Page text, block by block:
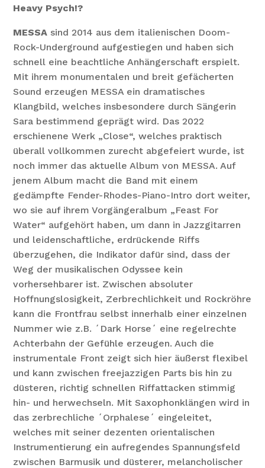
Heavy Psych!?
MESSA sind 2014 aus dem italienischen Doom-
Rock-Underground aufgestiegen und haben sich
schnell eine beachtliche Anhängerschaft erspielt.
Mit ihrem monumentalen und breit gefächerten
Sound erzeugen MESSA ein dramatisches
Klangbild, welches insbesondere durch Sängerin
Sara bestimmend geprägt wird. Das 2022
erschienene Werk „Close“, welches praktisch
überall vollkommen zurecht abgefeiert wurde, ist
noch immer das aktuelle Album von MESSA. Auf
jenem Album macht die Band mit einem
gedämpfte Fender-Rhodes-Piano-Intro dort weiter,
wo sie auf ihrem Vorgängeralbum „Feast For
Water“ aufgehört haben, um dann in Jazzgitarren
und leidenschaftliche, erdrückende Riffs
überzugehen, die Indikator dafür sind, dass der
Weg der musikalischen Odyssee kein
vorhersehbarer ist. Zwischen absoluter
Hoffnungslosigkeit, Zerbrechlichkeit und Rockröhre
kann die Frontfrau selbst innerhalb einer einzelnen
Nummer wie z.B. ´Dark Horse´ eine regelrechte
Achterbahn der Gefühle erzeugen. Auch die
instrumentale Front zeigt sich hier äußerst flexibel
und kann zwischen freejazzigen Parts bis hin zu
düsteren, richtig schnellen Riffattacken stimmig
hin- und herwechseln. Mit Saxophonklängen wird in
das zerbrechliche ´Orphalese´ eingeleitet,
welches mit seiner dezenten orientalischen
Instrumentierung ein aufregendes Spannungsfeld
zwischen Barmusik und düsterer, melancholischer